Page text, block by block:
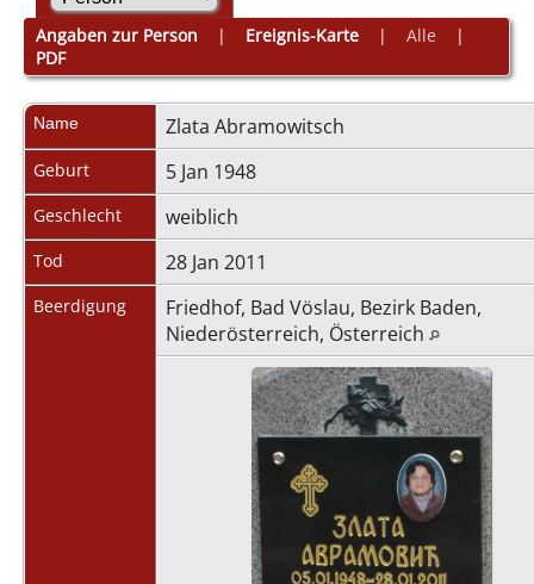
Angaben zur Person | Ereignis-Karte| Alle |
PDF
Name Zlata Abramowitsch
Geburt 5 Jan 1948
Geschlecht weiblich
Tod 28 Jan 2011
Beerdigung
Friedhof, Bad Vöslau, Bezirk Baden,
Niederösterreich, Österreich